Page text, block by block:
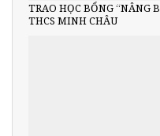
TRAO HỌC BỔNG “NÂNG
THCS MINH CHÂU